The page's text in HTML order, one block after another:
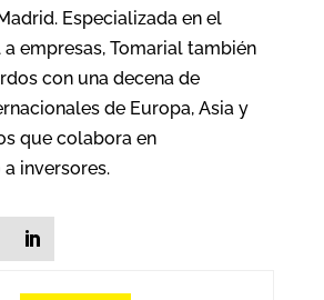
Especializada en el
empresas, Tomarial también
con una decena de
de Europa, Asia y
que colabora en
inversores.